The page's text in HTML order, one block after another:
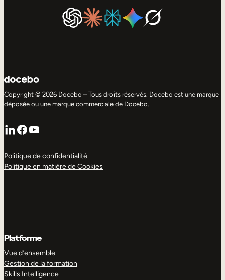
Copyright © 2026 Docebo – Tous droits réservés. Docebo est une marque
déposée ou une marque commerciale de Docebo.
LinkedIn
Facebook
YouTube
Politique de confidentialité
Politique en matière de Cookies
Platforme
Vue d’ensemble
Gestion de la formation
Skills Intelligence